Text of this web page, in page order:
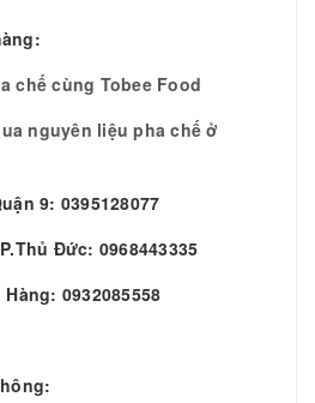
chế cùng Tobee Food
nguyên liệu pha chế ở
9: 0395128077
Đức: 0968443335
0932085558